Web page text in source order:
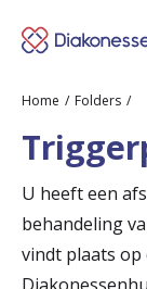
Home Folders
U heeft een
behandeling
vindt plaats op